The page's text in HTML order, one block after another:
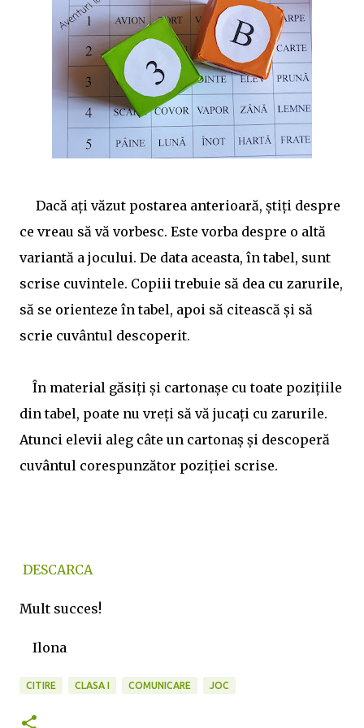
398/ 💥Schita lectiei:: https://www.didactic.ro/materiale-
didactice/iancu-de-hunedoara-schita-lectiei-2 💥Jocuri
pe wordwall: quiz etichete Mult succes! Ilona
Dacă ați văzut postarea anterioară, știți despre
ce vreau să vă vorbesc. Este vorba despre o altă
variantă a jocului. De data aceasta, în tabel, sunt
scrise cuvintele. Copiii trebuie să dea cu zarurile,
să se orienteze în tabel, apoi să citească și să
scrie cuvântul descoperit.
În material găsiți și cartonașe cu toate pozițiile
din tabel, poate nu vreți să vă jucați cu zarurile.
Atunci elevii aleg câte un cartonaș și descoperă
cuvântul corespunzător poziției scrise.
DESCARCA
Mult succes!
Ilona
CITIRE CLASA I COMUNICARE JOC